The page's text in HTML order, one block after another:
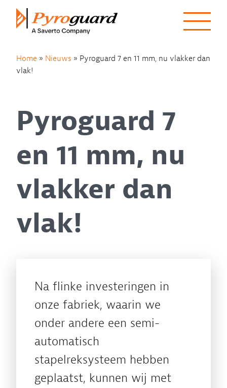
Skip to content
Home » Nieuws » Pyroguard 7 en 11 mm, nu vlakker dan
vlak!
Pyroguard 7
en 11 mm, nu
vlakker dan
vlak!
Na flinke investeringen in
onze fabriek, waarin we
onder andere een semi-
automatisch
stapelreksysteem hebben
geplaatst, kunnen wij met